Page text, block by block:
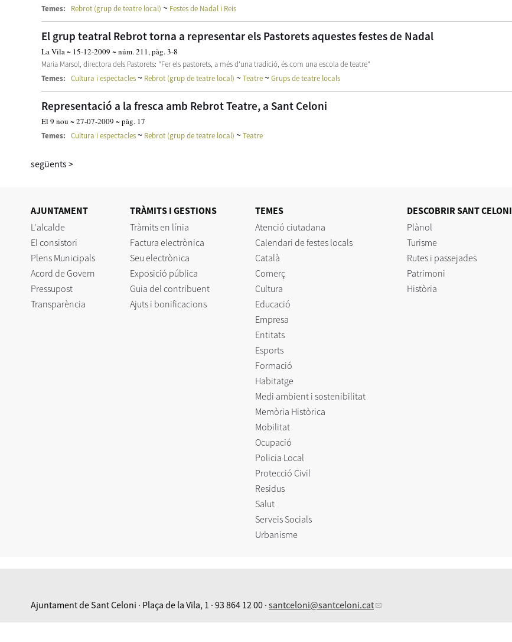
Temes: Rebrot (grup de teatre local) ~ Festes de Nadal i Reis
El grup teatral Rebrot torna a representar els Pastorets aquestes festes de Nadal
La Vila ~ 15-12-2009 ~ núm. 211, pàg. 3-8
Maria Marsol, directora dels Pastorets: "Fer els pastorets, a més d'una tradició, és com una escola de teatre"
Temes: Cultura i espectacles~ Rebrot (grup de teatre local) ~Teatre~Grups de teatre locals
Representació a la fresca amb Rebrot Teatre, a Sant Celoni
El 9 nou ~ 27-07-2009 ~ pàg. 17
Temes: Cultura i espectacles~ Rebrot (grup de teatre local) ~Teatre
següents>
AJUNTAMENT
L'alcalde
El consistori
Plens Municipals
Acord de Govern
Pressupost
Transparència
TRÀMITS I GESTIONS
Tràmits en línia
Factura electrònica
Seu electrònica
Exposició pública
Guia del contribuent
Ajuts i bonificacions
TEMES
Atenció ciutadana
Calendari de festes locals
Català
Comerç
Cultura
Educació
Empresa
Entitats
Esports
Formació
Habitatge
Medi ambient i sostenibilitat
Memòria Històrica
Mobilitat
Ocupació
Policia Local
Protecció Civil
Residus
Salut
Serveis Socials
Urbanisme
DESCOBRIR SANT CELONI
Plànol
Turisme
Rutes i passejades
Patrimoni
Història
Ajuntament de Sant Celoni · Plaça de la Vila, 1 · 93 864 12 00 · santceloni@santceloni.cat